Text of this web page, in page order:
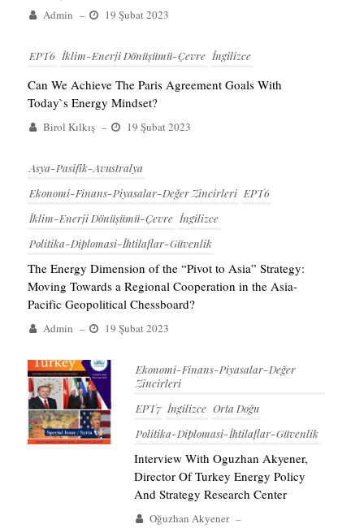
Admin – 19 Şubat 2023
EPT6 İklim-Enerji Dönüşümü-Çevre İngilizce
Can We Achieve The Paris Agreement Goals With
Today`s Energy Mindset?
Birol Kılkış – 19 Şubat 2023
Asya-Pasifik-Avustralya
Ekonomi-Finans-Piyasalar-Değer Zincirleri EPT6
İklim-Enerji Dönüşümü-Çevre İngilizce
Politika-Diplomasi-İhtilaflar-Güvenlik
The Energy Dimension of the “Pivot to Asia” Strategy:
Moving Towards a Regional Cooperation in the Asia-
Pacific Geopolitical Chessboard?
Admin – 19 Şubat 2023
Ekonomi-Finans-Piyasalar-Değer
Zincirleri
EPT7 İngilizce Orta Doğu
Politika-Diplomasi-İhtilaflar-Güvenlik
Interview With Oguzhan Akyener,
Director Of Turkey Energy Policy
And Strategy Research Center
Oğuzhan Akyener –